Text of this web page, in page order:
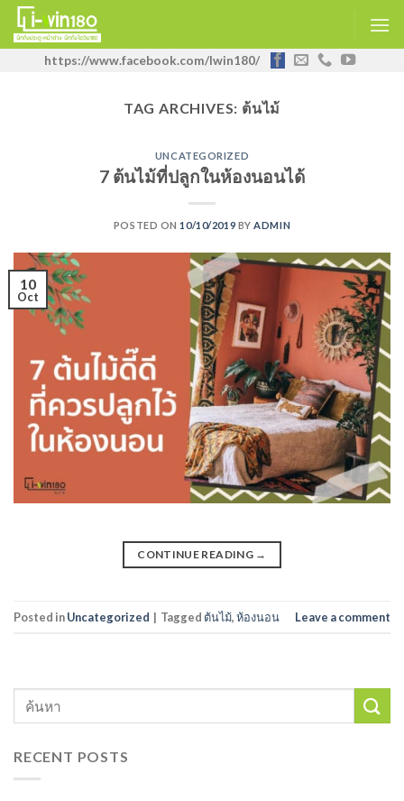
https://www.facebook.com/Iwin180/
TAG ARCHIVES: ต้นไม้
UNCATEGORIZED
7 ต้นไม้ที่ปลูกในห้องนอนได้
POSTED ON10/10/2019 BY ADMIN
10
Oct
CONTINUE READING →
Posted inUncategorized | Tagged ต้นไม้,ห้องนอน Leave a comment
RECENT POSTS